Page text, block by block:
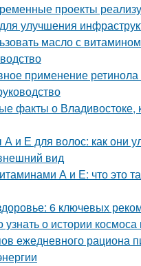
проекты
улучшения
масло с
применение ретинола
факты о Владивостоке,
и Е для волос: как они
вид
А и Е: что это
6 ключевых
о истории
ежедневного рациона